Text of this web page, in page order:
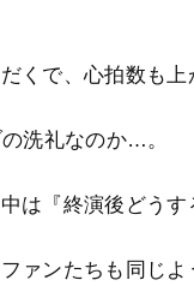
くで、心拍数も上
洗礼なのか…。
は『終演後どうす
ァンたちも同じよ